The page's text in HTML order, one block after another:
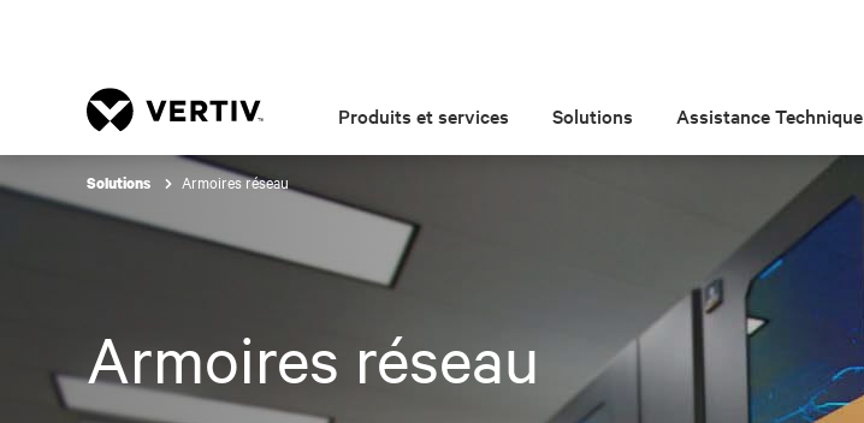
Produits et services Solutions Assistance Technique
Solutions Armoires réseau
Armoires réseau